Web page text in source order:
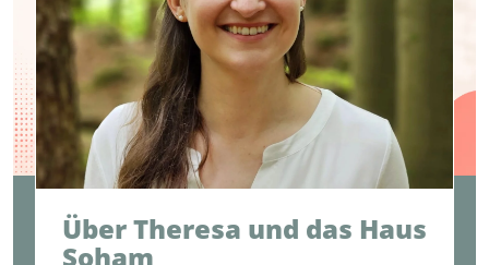
Über Theresa und das Haus
Soham